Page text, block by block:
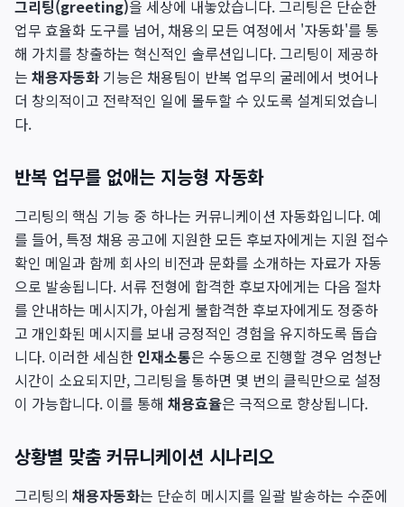
그리팅(greeting)을 세상에 내놓았습니다. 그리팅은 단순한
업무 효율화 도구를 넘어, 채용의 모든 여정에서 '자동화'를 통
해 가치를 창출하는 혁신적인 솔루션입니다. 그리팅이 제공하
는 채용자동화 기능은 채용팀이 반복 업무의 굴레에서 벗어나
더 창의적이고 전략적인 일에 몰두할 수 있도록 설계되었습니
다.
반복 업무를 없애는 지능형 자동화
그리팅의 핵심 기능 중 하나는 커뮤니케이션 자동화입니다. 예
를 들어, 특정 채용 공고에 지원한 모든 후보자에게는 지원 접수
확인 메일과 함께 회사의 비전과 문화를 소개하는 자료가 자동
으로 발송됩니다. 서류 전형에 합격한 후보자에게는 다음 절차
를 안내하는 메시지가, 아쉽게 불합격한 후보자에게도 정중하
고 개인화된 메시지를 보내 긍정적인 경험을 유지하도록 돕습
니다. 이러한 세심한 인재소통은 수동으로 진행할 경우 엄청난
시간이 소요되지만, 그리팅을 통하면 몇 번의 클릭만으로 설정
이 가능합니다. 이를 통해 채용효율은 극적으로 향상됩니다.
상황별 맞춤 커뮤니케이션 시나리오
그리팅의 채용자동화는 단순히 메시지를 일괄 발송하는 수준에